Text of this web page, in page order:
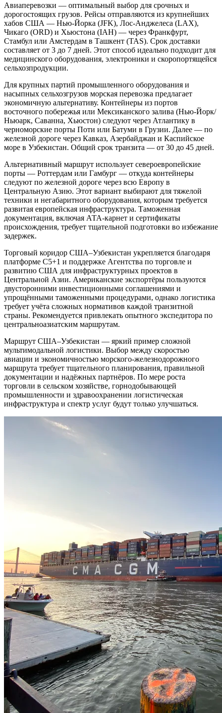
Авиаперевозки — оптимальный выбор для срочных и
дорогостоящих грузов. Рейсы отправляются из крупнейших
хабов США — Нью-Йорка (JFK), Лос-Анджелеса (LAX),
Чикаго (ORD) и Хьюстона (IAH) — через Франкфурт,
Стамбул или Амстердам в Ташкент (TAS). Срок доставки
составляет от 3 до 7 дней. Этот способ идеально подходит для
медицинского оборудования, электроники и скоропортящейся
сельхозпродукции.
Для крупных партий промышленного оборудования и
насыпных сельхозгрузов морская перевозка предлагает
экономичную альтернативу. Контейнеры из портов
восточного побережья или Мексиканского залива (Нью-Йорк/
Ньюарк, Саванна, Хьюстон) следуют через Атлантику в
черноморские порты Поти или Батуми в Грузии. Далее — по
железной дороге через Кавказ, Азербайджан и Каспийское
море в Узбекистан. Общий срок транзита — от 30 до 45 дней.
Альтернативный маршрут использует североевропейские
порты — Роттердам или Гамбург — откуда контейнеры
следуют по железной дороге через всю Европу в
Центральную Азию. Этот вариант выбирают для тяжелой
техники и негабаритного оборудования, которым требуется
развитая европейская инфраструктура. Таможенная
документация, включая АТА-карнет и сертификаты
происхождения, требует тщательной подготовки во избежание
задержек.
Торговый коридор США–Узбекистан укрепляется благодаря
платформе C5+1 и поддержке Агентства по торговле и
развитию США для инфраструктурных проектов в
Центральной Азии. Американские экспортёры пользуются
двусторонними инвестиционными соглашениями и
упрощёнными таможенными процедурами, однако логистика
требует учёта сложных нормативов каждой транзитной
страны. Рекомендуется привлекать опытного экспедитора по
центральноазиатским маршрутам.
Маршрут США–Узбекистан — яркий пример сложной
мультимодальной логистики. Выбор между скоростью
авиации и экономичностью морского-железнодорожного
маршрута требует тщательного планирования, правильной
документации и надёжных партнёров. По мере роста
торговли в сельском хозяйстве, горнодобывающей
промышленности и здравоохранении логистическая
инфраструктура и спектр услуг будут только улучшаться.